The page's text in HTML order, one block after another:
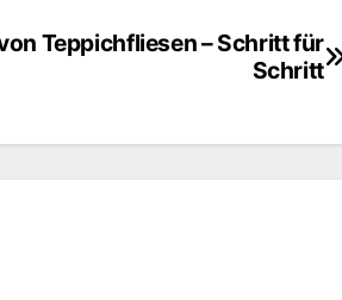
Teppichfliesen – Schritt für
Schritt